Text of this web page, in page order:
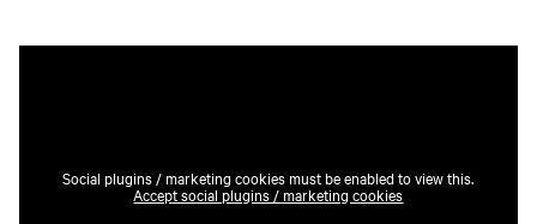
Social plugins / marketing cookies must be enabled to view this.
Accept social plugins / marketing cookies